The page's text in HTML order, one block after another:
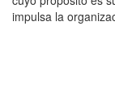
impulsa la